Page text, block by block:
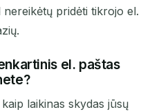
pridėti tikrojo el.
el. paštas
laikinas skydas jūsų